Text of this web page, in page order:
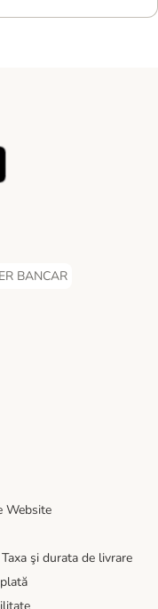
Method
BANCAR
BANCAR Payment
Website
Taxa şi durata de livrare